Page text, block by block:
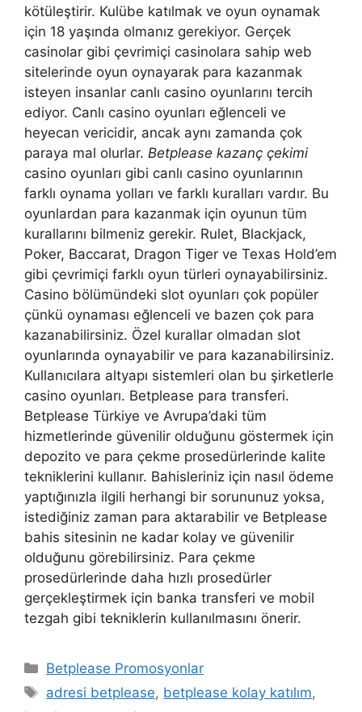
kötüleştirir. Kulübe katılmak ve oyun oynamak
için 18 yaşında olmanız gerekiyor. Gerçek
casinolar gibi çevrimiçi casinolara sahip web
sitelerinde oyun oynayarak para kazanmak
isteyen insanlar canlı casino oyunlarını tercih
ediyor. Canlı casino oyunları eğlenceli ve
heyecan vericidir, ancak aynı zamanda çok
paraya mal olurlar. Betplease kazanç çekimi
casino oyunları gibi canlı casino oyunlarının
farklı oynama yolları ve farklı kuralları vardır. Bu
oyunlardan para kazanmak için oyunun tüm
kurallarını bilmeniz gerekir. Rulet, Blackjack,
Poker, Baccarat, Dragon Tiger ve Texas Hold’em
gibi çevrimiçi farklı oyun türleri oynayabilirsiniz.
Casino bölümündeki slot oyunları çok popüler
çünkü oynaması eğlenceli ve bazen çok para
kazanabilirsiniz. Özel kurallar olmadan slot
oyunlarında oynayabilir ve para kazanabilirsiniz.
Kullanıcılara altyapı sistemleri olan bu şirketlerle
casino oyunları. Betplease para transferi.
Betplease Türkiye ve Avrupa’daki tüm
hizmetlerinde güvenilir olduğunu göstermek için
depozito ve para çekme prosedürlerinde kalite
tekniklerini kullanır. Bahisleriniz için nasıl ödeme
yaptığınızla ilgili herhangi bir sorununuz yoksa,
istediğiniz zaman para aktarabilir ve Betplease
bahis sitesinin ne kadar kolay ve güvenilir
olduğunu görebilirsiniz. Para çekme
prosedürlerinde daha hızlı prosedürler
gerçekleştirmek için banka transferi ve mobil
tezgah gibi tekniklerin kullanılmasını önerir.
Kategoriler
Betplease Promosyonlar
Etiketler
adresi betplease, betplease kolay katılım,